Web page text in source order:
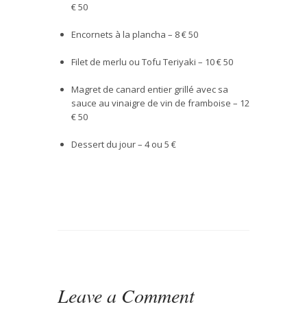
€50
Encornets à la plancha – 8€ 50
Filet de merlu ou Tofu Teriyaki – 10€ 50
Magret de canard entier grillé avec sa
sauce au vinaigre de vin de framboise – 12
€ 50
Dessert du jour – 4 ou 5 €
Leave a Comment